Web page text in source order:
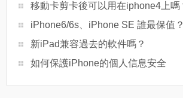
移動卡剪卡後可以用在iphone4上嗎
iPhone6/6s、iPhone SE 誰最保值？
新iPad兼容過去的軟件嗎？
如何保護iPhone的個人信息安全